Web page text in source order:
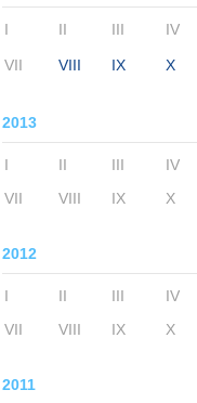
I II III IV
VII VIII IX X
2013
I II III IV
VII
VIII IX X
2012
I II III IV
VII
VIII IX X
2011